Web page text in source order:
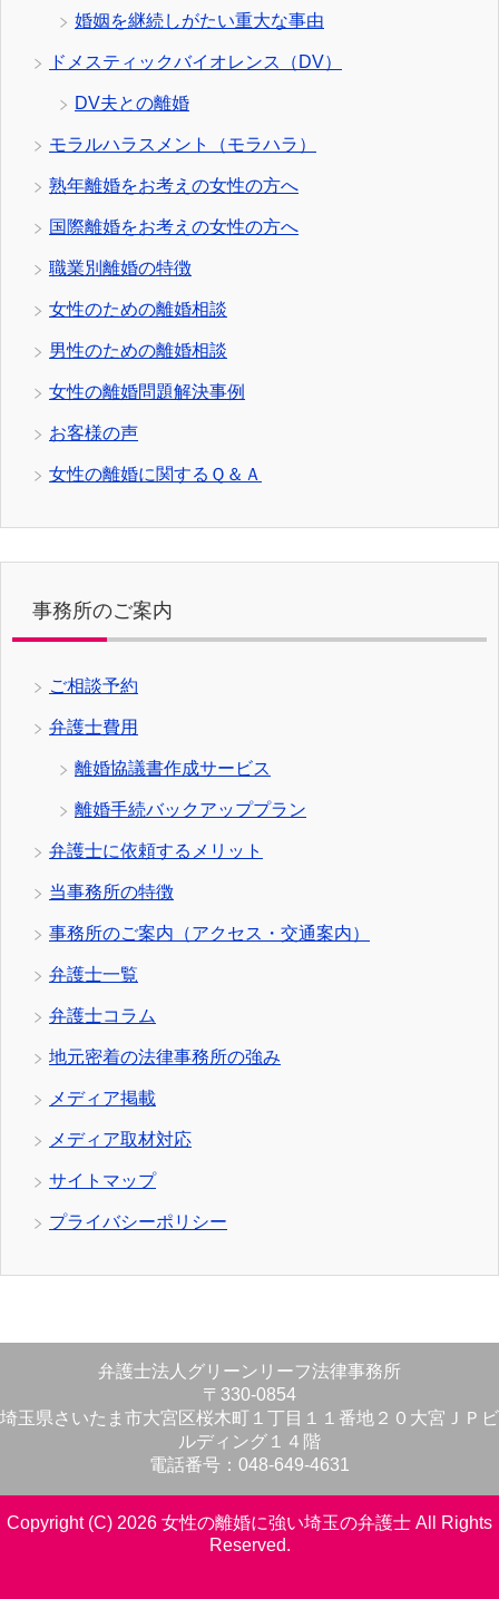
婚姻を継続しがたい重大な事由
ドメスティックバイオレンス（DV）
DV夫との離婚
モラルハラスメント（モラハラ）
熟年離婚をお考えの女性の方へ
国際離婚をお考えの女性の方へ
職業別離婚の特徴
女性のための離婚相談
男性のための離婚相談
女性の離婚問題解決事例
お客様の声
女性の離婚に関するＱ＆Ａ
事務所のご案内
ご相談予約
弁護士費用
離婚協議書作成サービス
離婚手続バックアッププラン
弁護士に依頼するメリット
当事務所の特徴
事務所のご案内（アクセス・交通案内）
弁護士一覧
弁護士コラム
地元密着の法律事務所の強み
メディア掲載
メディア取材対応
サイトマップ
プライバシーポリシー
弁護士法人グリーンリーフ法律事務所
〒330-0854
埼玉県さいたま市大宮区桜木町１丁目１１番地２０大宮ＪＰビ
ルディング１４階
電話番号：048-649-4631
Copyright (C) 2026 女性の離婚に強い埼玉の弁護士 All Rights
Reserved.